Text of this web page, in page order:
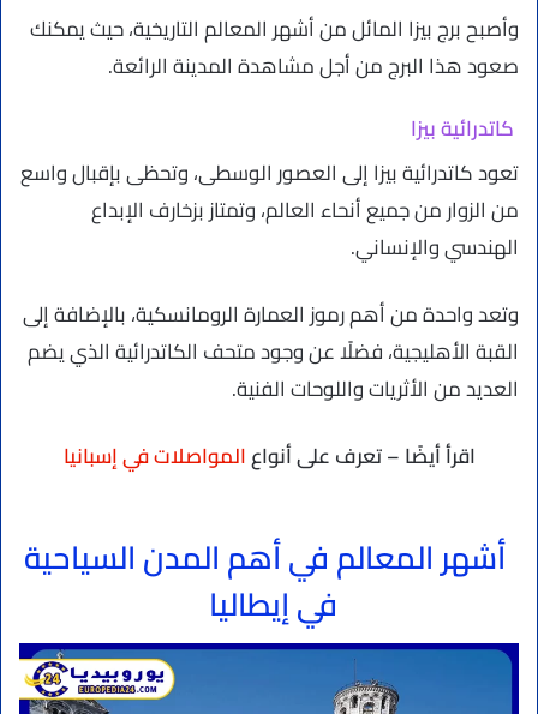
وأصبح برج بيزا المائل من أشهر المعالم التاريخية، حيث يمكنك
صعود هذا البرج من أجل مشاهدة المدينة الرائعة.
كاتدرائية بيزا
تعود كاتدرائية بيزا إلى العصور الوسطى، وتحظى بإقبال واسع
من الزوار من جميع أنحاء العالم، وتمتاز بزخارف الإبداع
الهندسي والإنساني.
وتعد واحدة من أهم رموز العمارة الرومانسكية، بالإضافة إلى
القبة الأهليجية، فضلًا عن وجود متحف الكاتدرائية الذي يضم
العديد من الأثريات واللوحات الفنية.
اقرأ أيضًا – تعرف على أنواعالمواصلات في إسبانيا
أشهر المعالم في أهم المدن السياحية
في إيطاليا